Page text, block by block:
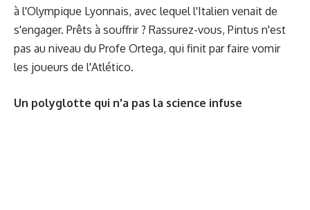
à l'Olympique Lyonnais, avec lequel l'Italien venait de
s'engager. Prêts à souffrir ? Rassurez-vous, Pintus n'est
pas au niveau du Profe Ortega, qui finit par faire vomir
les joueurs de l'Atlético.
Un polyglotte qui n'a pas la science infuse